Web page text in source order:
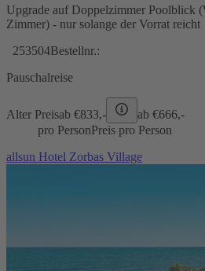
Upgrade auf Doppelzimmer Poolblick
Zimmer) - nur solange der Vorrat reicht
253504Bestellnr.:
Pauschalreise
Alter Preisab €833,- ab €666,-
pro PersonPreis pro Person
allsun Hotel Zorbas Village